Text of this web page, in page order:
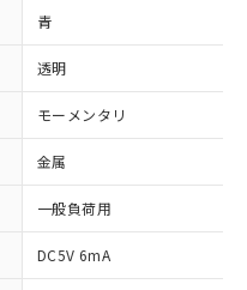
青
透明
モーメンタリ
金属
一般負荷用
DC5V 6mA